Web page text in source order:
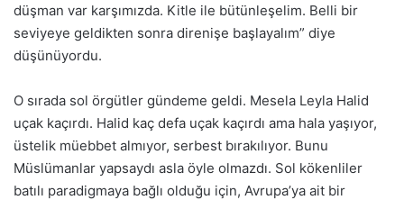
düşman var karşımızda. Kitle ile bütünleşelim. Belli bir
seviyeye geldikten sonra direnişe başlayalım” diye
düşünüyordu.
O sırada sol örgütler gündeme geldi. Mesela Leyla Halid
uçak kaçırdı. Halid kaç defa uçak kaçırdı ama hala yaşıyor,
üstelik müebbet almıyor, serbest bırakılıyor. Bunu
Müslümanlar yapsaydı asla öyle olmazdı. Sol kökenliler
batılı paradigmaya bağlı olduğu için, Avrupa’ya ait bir